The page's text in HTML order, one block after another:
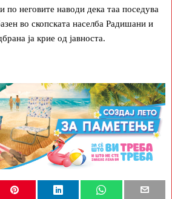
неговите наводи дека таа поседува
во скопската населба Радишани и
ја крие од јавноста.